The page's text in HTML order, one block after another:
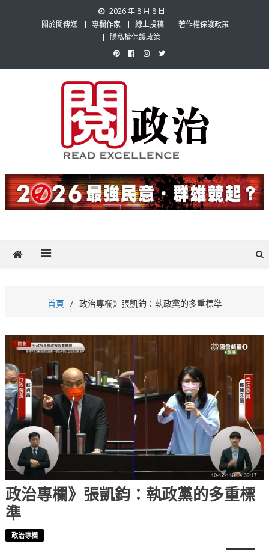
2026 年 8 月 8 日
關於閱傳媒
專欄作家 線上投稿
著作權保護政策
隱私權保護政策
閱政治 Read Gov News
題，也要專業評論，閱政治與多元的政治評論家與專欄作家邀稿合作，
讓讀者有最多元和專業的選擇。
首頁 政治專欄》張凱鈞：執政黨的多重標準
政治專欄》張凱鈞：執政黨的多重標
準
政治專欄